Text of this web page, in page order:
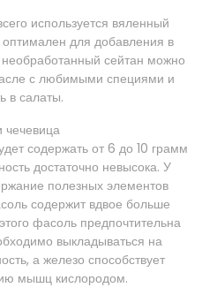
используется вяленный
для добавления в
сейтан можно
с любимыми специями и
в салаты.
чечевица
содержать от 6 до 10 грамм
достаточно невысока. У
полезных элементов
содержит вдвое больше
фасоль предпочтительна
выкладываться на
а железо способствует
мышц кислородом.